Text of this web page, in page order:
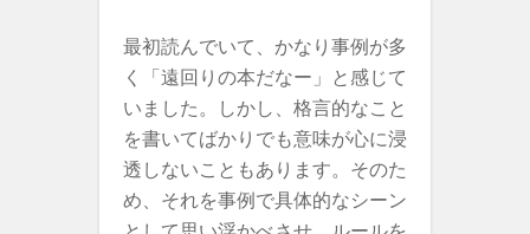
最初読んでいて、かなり事例が多
く「遠回りの本だなー」と感じて
いました。しかし、格言的なこと
を書いてばかりでも意味が心に浸
透しないこともあります。そのた
め、それを事例で具体的なシーン